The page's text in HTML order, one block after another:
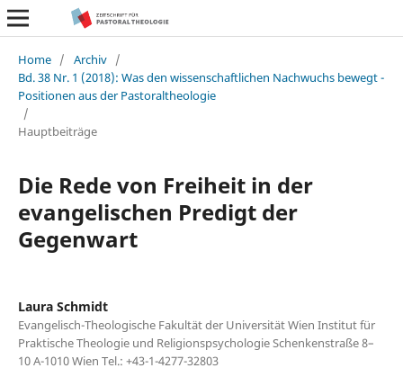
Home / Archiv /
Bd. 38 Nr. 1 (2018): Was den wissenschaftlichen Nachwuchs bewegt -
Positionen aus der Pastoraltheologie
/
Hauptbeiträge
Die Rede von Freiheit in der
evangelischen Predigt der
Gegenwart
Laura Schmidt
Evangelisch-Theologische Fakultät der Universität Wien Institut für
Praktische Theologie und Religionspsychologie Schenkenstraße 8–
10 A-1010 Wien Tel.: +43-1-4277-32803